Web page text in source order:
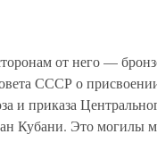
от него —
СССР о
и приказа
Кубани. Это могилы